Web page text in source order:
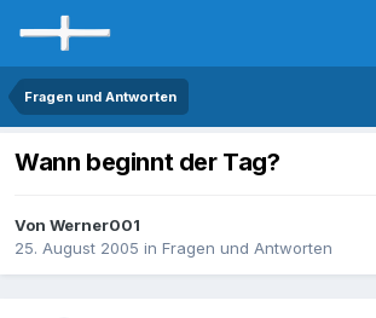
Fragen und Antworten
Wann beginnt der Tag?
Von Werner001
25. August 2005 in Fragen und Antworten